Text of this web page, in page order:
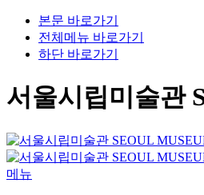
본문 바로가기
전체메뉴 바로가기
하단 바로가기
서울시립미술관
메뉴